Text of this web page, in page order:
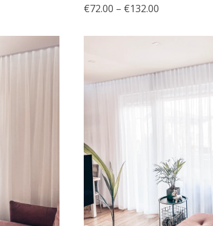
€72.00 – €132.00